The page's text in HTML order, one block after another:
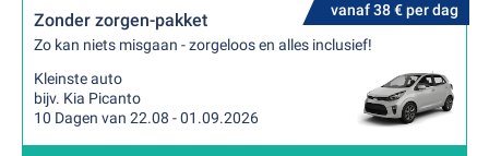
vanaf 38 € per dag
Zonder zorgen-pakket
Zo kan niets misgaan - zorgeloos en alles inclusief!
Kleinste auto
bijv. Kia Picanto
10 Dagen van 22.08 - 01.09.2026